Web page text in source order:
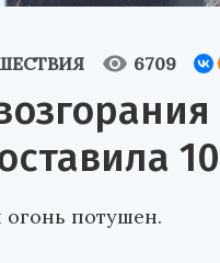
6709
потушен.